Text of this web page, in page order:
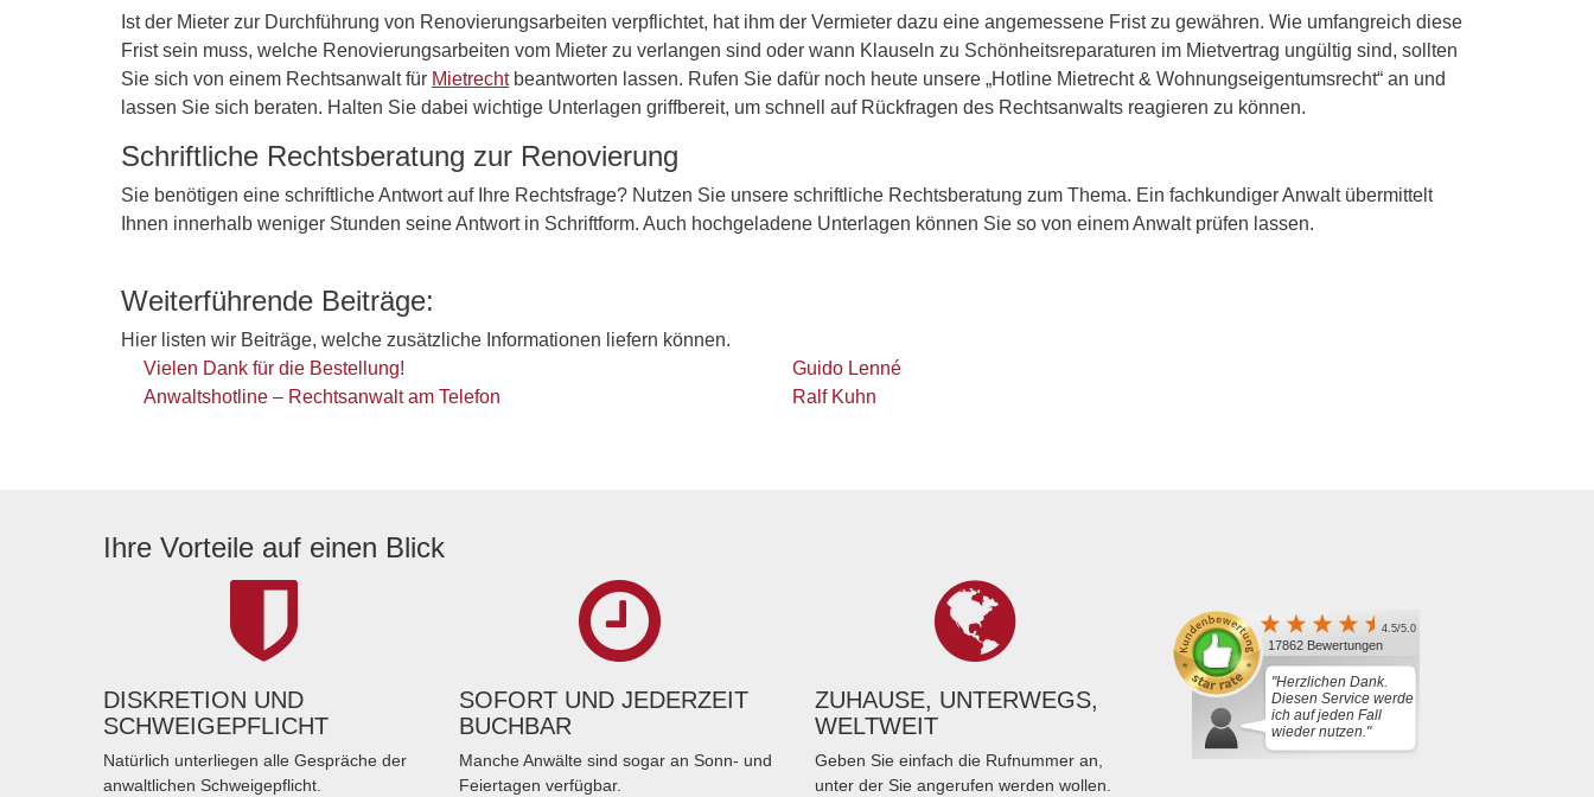
Ist der Mieter zur Durchführung von Renovierungsarbeiten verpflichtet, hat ihm der Vermieter dazu eine angemessene Frist zu gewähren. Wie umfangreich diese
Frist sein muss, welche Renovierungsarbeiten vom Mieter zu verlangen sind oder wann Klauseln zu Schönheitsreparaturen im Mietvertrag ungültig sind, sollten
Sie sich von einem Rechtsanwalt für Mietrechtbeantworten lassen. Rufen Sie dafür noch heute unsere „Hotline Mietrecht & Wohnungseigentumsrecht“ an und
lassen Sie sich beraten. Halten Sie dabei wichtige Unterlagen griffbereit, um schnell auf Rückfragen des Rechtsanwalts reagieren zu können.
Schriftliche Rechtsberatung zur Renovierung
Sie benötigen eine schriftliche Antwort auf Ihre Rechtsfrage? Nutzen Sie unsere schriftliche Rechtsberatung zum Thema. Ein fachkundiger Anwalt übermittelt
Ihnen innerhalb weniger Stunden seine Antwort in Schriftform. Auch hochgeladene Unterlagen können Sie so von einem Anwalt prüfen lassen.
Weiterführende Beiträge:
Hier listen wir Beiträge, welche zusätzliche Informationen liefern können.
Vielen Dank für die Bestellung!
Anwaltshotline – Rechtsanwalt am Telefon
Guido Lenné
Ralf Kuhn
Ihre Vorteile auf einen Blick
DISKRETION UND
SCHWEIGEPFLICHT
Natürlich unterliegen alle Gespräche der
anwaltlichen Schweigepflicht.
SOFORT UND JEDERZEIT
BUCHBAR
Manche Anwälte sind sogar an Sonn- und
Feiertagen verfügbar.
ZUHAUSE, UNTERWEGS,
WELTWEIT
Geben Sie einfach die Rufnummer an,
unter der Sie angerufen werden wollen.
4.5/5.0
17862 Bewertungen
"Herzlichen Dank.
Diesen Service werde
ich auf jeden Fall
wieder nutzen."